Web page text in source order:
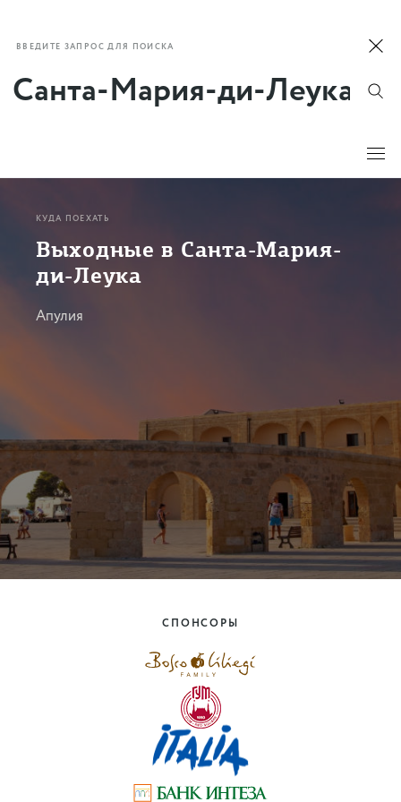
ВВЕДИТЕ ЗАПРОС ДЛЯ ПОИСКА
КУДА ПОЕХАТЬ
Выходные в Санта-Мария-
ди-Леука
Апулия
СПОНСОРЫ